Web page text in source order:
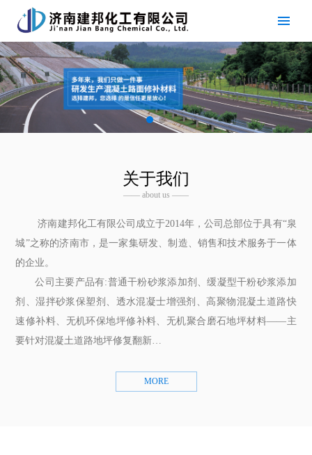
关于我们
—— about us ——
济南建邦化工有限公司成立于2014年，公司总部位于具有“泉
城”之称的济南市，是一家集研发、制造、销售和技术服务于一体
的企业。
公司主要产品有:普通干粉砂浆添加剂、缓凝型干粉砂浆添加
剂、湿拌砂浆保塑剂、透水混凝士增强剂、高聚物混凝土道路快
速修补料、无机环保地坪修补料、无机聚合磨石地坪材料——主
要针对混凝土道路地坪修复翻新…
MORE